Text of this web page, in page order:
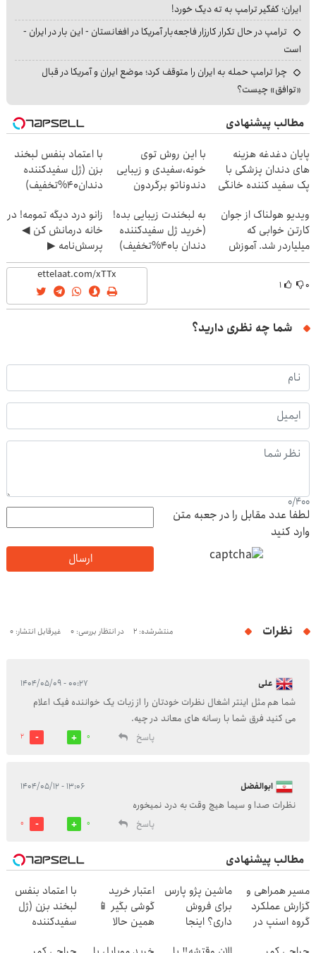
ایران؛ کفگیر ترامپ به ته دیگ خورد!
ترامپ در حال تکرار کارزار فاجعه‌بار آمریکا در افغانستان - این بار در ایران -
است
چرا ترامپ حمله به ایران را متوقف کرد؛ موضع ایران و آمریکا در قبال
«توافق» چیست؟
مطالب پیشنهادی
پایان دغدغه هزینه
های دندان پزشکی با
پک سفید کننده خانگی
با این روش توی
خونه،سفیدی و زیبایی
دندوناتو برگردون
با اعتماد بنفس لبخند
بزن (ژل سفیدکننده
دندان40%تخفیف)
ویدیو هولناک از جوان
کارتن خوابی که
میلیاردر شد. آموزش
رایگان
به لبخندت زیبایی بده!
(خرید ژل سفیدکننده
دندان با40%تخفیف)
زانو درد دیگه تمومه! در
خانه درمانش کن ◀
پرسش‌نامه ▶
۰ ۱
شما چه نظری دارید؟
0/400
لطفا عدد مقابل را در جعبه متن
وارد کنید
ارسال
نظرات منتشرشده: 2 در انتظار بررسی: 0 غیرقابل انتشار: 0
علی ۰۰:۲۷ - ۱۴۰۴/۰۵/۰۹
شما هم مثل اینتر اشغال نظرات خودتان را از زبات یک خواننده فیک اعلام
می کنید فرق شما با رسانه های معاند در چیه.
پاسخ
0
2
ابوالفضل ۱۳:۰۶ - ۱۴۰۴/۰۵/۱۲
نظرات صدا و سیما هیچ وقت به درد نمیخوره
پاسخ
0
0
مطالب پیشنهادی
مسیر همراهی و
گزارش عملکرد
گروه اسنپ در
ماشین پژو پارس
برای فروش
داری؟ اینجا
اعتبار خرید
گوشی بگیر 📱
همین حالا
با اعتماد بنفس
لبخند بزن (ژل
سفیدکننده